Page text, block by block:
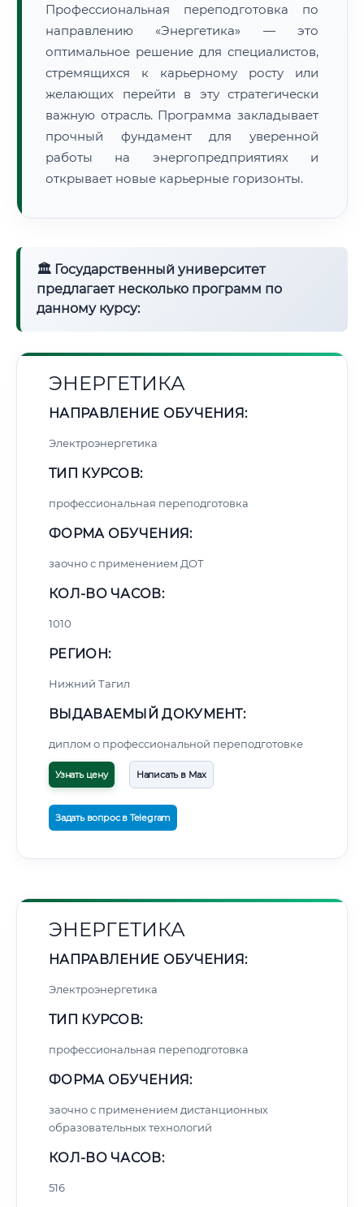
Нажмите на документ для увеличения и просмотра
Профессиональная переподготовка по
направлению «Энергетика» — это
оптимальное решение для специалистов,
стремящихся к карьерному росту или
желающих перейти в эту стратегически
важную отрасль. Программа закладывает
прочный фундамент для уверенной
работы на энергопредприятиях и
открывает новые карьерные горизонты.
🏛 Государственный университет
предлагает несколько программ по
данному курсу:
ЭНЕРГЕТИКА
НАПРАВЛЕНИЕ ОБУЧЕНИЯ:
Электроэнергетика
ТИП КУРСОВ:
профессиональная переподготовка
ФОРМА ОБУЧЕНИЯ:
заочно с применением ДОТ
КОЛ-ВО ЧАСОВ:
1010
РЕГИОН:
Нижний Тагил
ВЫДАВАЕМЫЙ ДОКУМЕНТ:
диплом о профессиональной переподготовке
Узнать цену Написать в Max
Задать вопрос в Telegram
ЭНЕРГЕТИКА
НАПРАВЛЕНИЕ ОБУЧЕНИЯ:
Электроэнергетика
ТИП КУРСОВ:
профессиональная переподготовка
ФОРМА ОБУЧЕНИЯ:
заочно с применением дистанционных
образовательных технологий
КОЛ-ВО ЧАСОВ:
516